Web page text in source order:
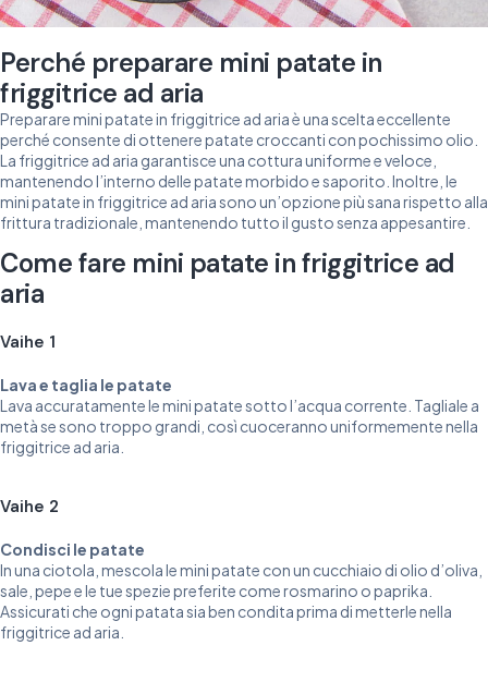
Perché preparare mini patate in
friggitrice ad aria
Preparare mini patate in friggitrice ad aria è una scelta eccellente
perché consente di ottenere patate croccanti con pochissimo olio.
La friggitrice ad aria garantisce una cottura uniforme e veloce,
mantenendo l’interno delle patate morbido e saporito. Inoltre, le
mini patate in friggitrice ad aria sono un’opzione più sana rispetto alla
frittura tradizionale, mantenendo tutto il gusto senza appesantire.
Come fare mini patate in friggitrice ad
aria
Vaihe 1
Lava e taglia le patate
Lava accuratamente le mini patate sotto l’acqua corrente. Tagliale a
metà se sono troppo grandi, così cuoceranno uniformemente nella
friggitrice ad aria.
Vaihe 2
Condisci le patate
In una ciotola, mescola le mini patate con un cucchiaio di olio d’oliva,
sale, pepe e le tue spezie preferite come rosmarino o paprika.
Assicurati che ogni patata sia ben condita prima di metterle nella
friggitrice ad aria.